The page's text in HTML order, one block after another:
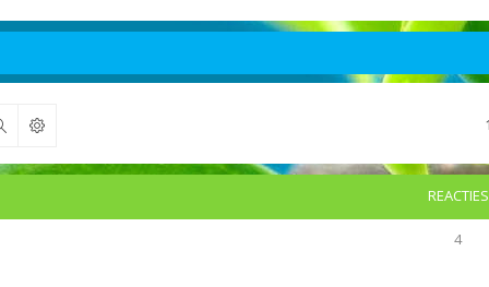
Zoek
REACTIES
4